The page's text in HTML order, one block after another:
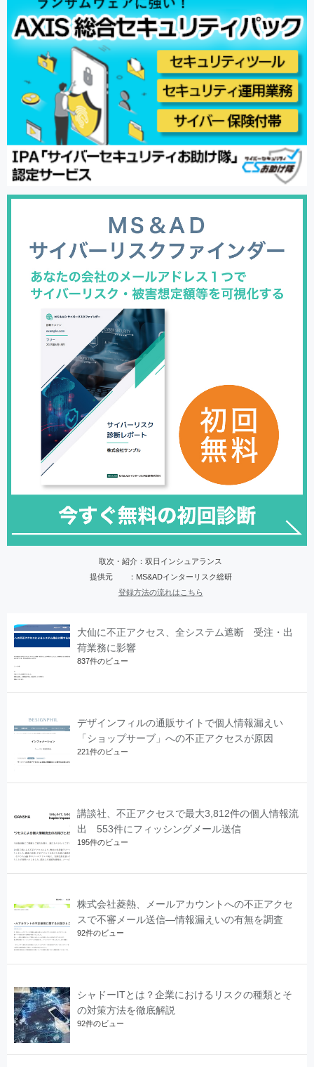
取次・紹介：双日インシュアランス
提供元 ：MS&ADインターリスク総研
登録方法の流れはこちら
大仙に不正アクセス、全システム遮断 受注・出
荷業務に影響
837件のビュー
デザインフィルの通販サイトで個人情報漏えい
「ショップサーブ」への不正アクセスが原因
221件のビュー
講談社、不正アクセスで最大3,812件の個人情報流
出 553件にフィッシングメール送信
195件のビュー
株式会社菱熱、メールアカウントへの不正アクセ
スで不審メール送信―情報漏えいの有無を調査
92件のビュー
シャドーITとは？企業におけるリスクの種類とそ
の対策方法を徹底解説
92件のビュー